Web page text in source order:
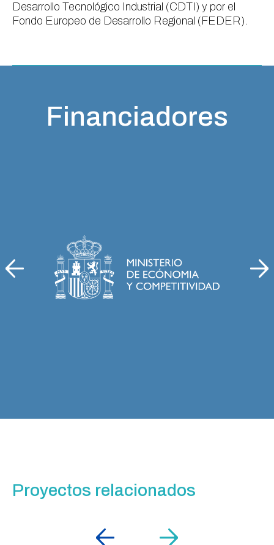
Desarrollo Tecnológico Industrial (CDTI) y por el
Fondo Europeo de Desarrollo Regional (FEDER).
Financiadores
Proyectos relacionados